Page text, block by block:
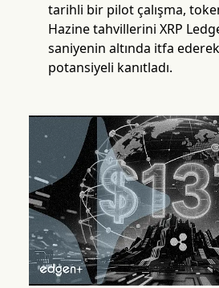
tarihli bir pilot çalışma,
Hazine tahvillerini XRP
saniyenin altında itfa
potansiyeli kanıtladı.